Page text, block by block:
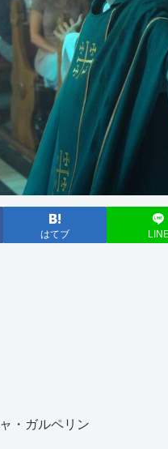
はてブ
・ガルペリン